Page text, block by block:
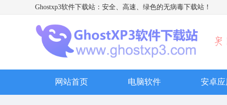
Ghostxp3软件下载站 ：安全、高速、绿色的无病毒下载站！
网站首页 电脑软件 安卓应